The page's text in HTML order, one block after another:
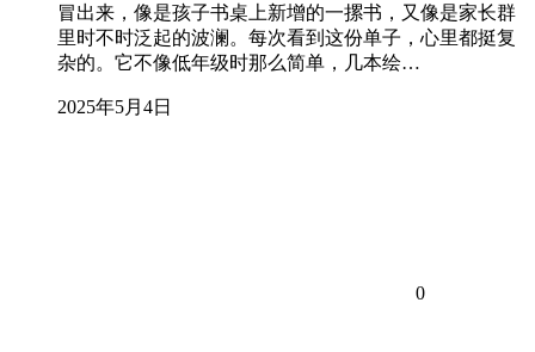
冒出来，像是孩子书桌上新增的一摞书，又像是家长群
里时不时泛起的波澜。每次看到这份单子，心里都挺复
杂的。它不像低年级时那么简单，几本绘…
2025年5月4日
0